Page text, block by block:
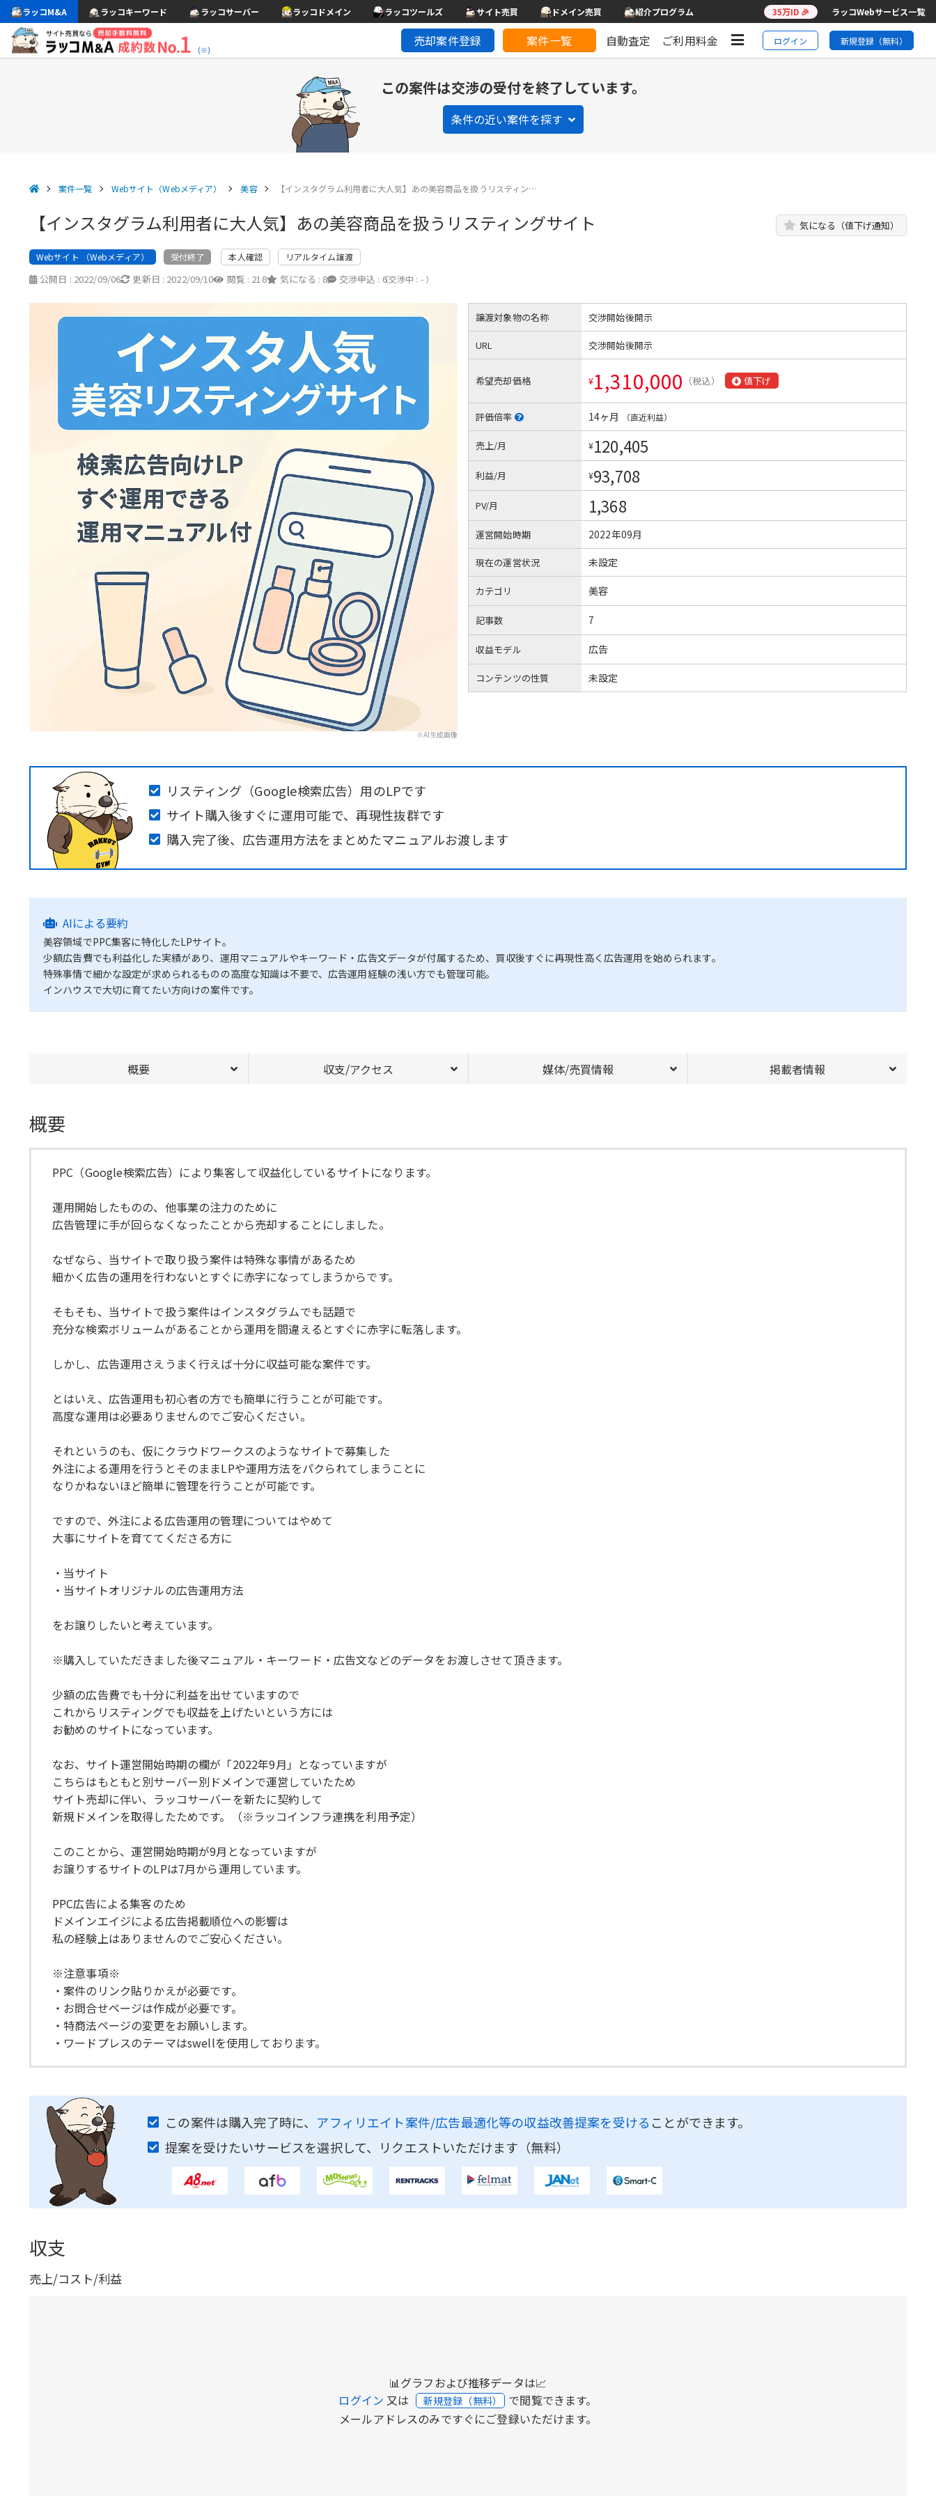
ラッコM&A ラッコキーワード ラッコサーバー ラッコドメイン ラッコツールズ サイト売買 ドメイン売買 紹介プログラム 35万ID 🎉 ラッコWebサービス一覧
(※)
売却案件登録 案件一覧 自動査定 ご利用料金 ログイン 新規登録（無料）
この案件は交渉の受付を終了しています。
条件の近い案件を探す
案件一覧 Webサイト（Webメディア） 美容 【インスタグラム利用者に大人気】あの美容商品を扱うリスティン…
【インスタグラム利用者に大人気】あの美容商品を扱うリスティングサイト 気になる（値下げ通知）
Webサイト （Webメディア） 受付終了 本人確認 リアルタイム譲渡
公開日 : 2022/09/06 更新日 : 2022/09/10 閲覧 : 218 気になる : 8 交渉申込 : 6
（交渉中 : - ）
※AI生成画像
譲渡対象物の名称 交渉開始後開示
URL 交渉開始後開示
希望売却価格 ¥1,310,000 （税込） 値下げ
評価倍率 14ヶ月 （直近利益）
売上/月 ¥120,405
利益/月 ¥93,708
PV/月 1,368
運営開始時期 2022年09月
現在の運営状況 未設定
カテゴリ 美容
記事数 7
収益モデル 広告
コンテンツの性質 未設定
リスティング（Google検索広告）用のLPです
サイト購入後すぐに運用可能で、再現性抜群です
購入完了後、広告運用方法をまとめたマニュアルお渡します
AIによる要約
美容領域でPPC集客に特化したLPサイト。
少額広告費でも利益化した実績があり、運用マニュアルやキーワード・広告文データが付属するため、買収後すぐに再現性高く広告運用を始められます。
特殊事情で細かな設定が求められるものの高度な知識は不要で、広告運用経験の浅い方でも管理可能。
インハウスで大切に育てたい方向けの案件です。
概要 収支/アクセス 媒体/売買情報 掲載者情報
概要
PPC（Google検索広告）により集客して収益化しているサイトになります。
運用開始したものの、他事業の注力のために
広告管理に手が回らなくなったことから売却することにしました。
なぜなら、当サイトで取り扱う案件は特殊な事情があるため
細かく広告の運用を行わないとすぐに赤字になってしまうからです。
そもそも、当サイトで扱う案件はインスタグラムでも話題で
充分な検索ボリュームがあることから運用を間違えるとすぐに赤字に転落します。
しかし、広告運用さえうまく行えば十分に収益可能な案件です。
とはいえ、広告運用も初心者の方でも簡単に行うことが可能です。
高度な運用は必要ありませんのでご安心ください。
それというのも、仮にクラウドワークスのようなサイトで募集した
外注による運用を行うとそのままLPや運用方法をパクられてしまうことに
なりかねないほど簡単に管理を行うことが可能です。
ですので、外注による広告運用の管理についてはやめて
大事にサイトを育ててくださる方に
・当サイト
・当サイトオリジナルの広告運用方法
をお譲りしたいと考えています。
※購入していただきました後マニュアル・キーワード・広告文などのデータをお渡しさせて頂きます。
少額の広告費でも十分に利益を出せていますので
これからリスティングでも収益を上げたいという方には
お勧めのサイトになっています。
なお、サイト運営開始時期の欄が「2022年9月」となっていますが
こちらはもともと別サーバー別ドメインで運営していたため
サイト売却に伴い、ラッコサーバーを新たに契約して
新規ドメインを取得したためです。（※ラッコインフラ連携を利用予定）
このことから、運営開始時期が9月となっていますが
お譲りするサイトのLPは7月から運用しています。
PPC広告による集客のため
ドメインエイジによる広告掲載順位への影響は
私の経験上はありませんのでご安心ください。
※注意事項※
・案件のリンク貼りかえが必要です。
・お問合せページは作成が必要です。
・特商法ページの変更をお願いします。
・ワードプレスのテーマはswellを使用しております。
この案件は購入完了時に、 アフィリエイト案件/広告最適化等の収益改善提案を受ける ことができます。
提案を受けたいサービスを選択して、リクエストいただけます（無料）
収支
売上/コスト/利益
📊グラフおよび推移データは📈
ログイン 又は 新規登録（無料） で閲覧できます。
メールアドレスのみですぐにご登録いただけます。